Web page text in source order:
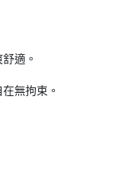
適。
無拘束。